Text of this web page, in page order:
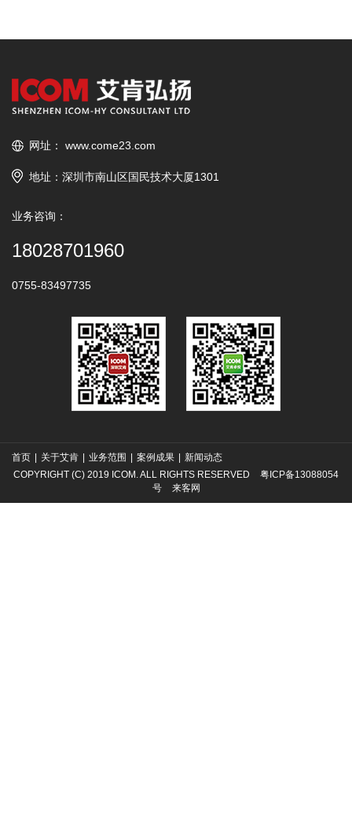
网址： www.come23.com
地址：深圳市南山区国民技术大厦1301
业务咨询：
18028701960
0755-83497735
首页 关于艾肯 业务范围 案例成果
新闻动态
COPYRIGHT (C) 2019 ICOM. ALL RIGHTS RESERVED
粤ICP备13088054
号
来客网